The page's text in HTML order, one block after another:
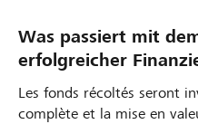
Was passiert mit
erfolgreicher
Les fonds récoltés seront
complète et la mise en